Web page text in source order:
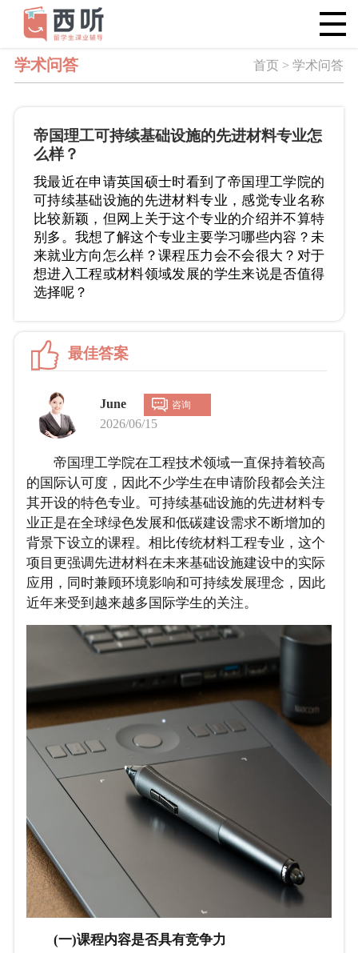
学术问答 首页 > 学术问答
帝国理工可持续基础设施的先进材料专业怎
么样？
我最近在申请英国硕士时看到了帝国理工学院的
可持续基础设施的先进材料专业，感觉专业名称
比较新颖，但网上关于这个专业的介绍并不算特
别多。我想了解这个专业主要学习哪些内容？未
来就业方向怎么样？课程压力会不会很大？对于
想进入工程或材料领域发展的学生来说是否值得
选择呢？
最佳答案
June 咨询
2026/06/15
帝国理工学院在工程技术领域一直保持着较高
的国际认可度，因此不少学生在申请阶段都会关注
其开设的特色专业。可持续基础设施的先进材料专
业正是在全球绿色发展和低碳建设需求不断增加的
背景下设立的课程。相比传统材料工程专业，这个
项目更强调先进材料在未来基础设施建设中的实际
应用，同时兼顾环境影响和可持续发展理念，因此
近年来受到越来越多国际学生的关注。
(一)课程内容是否具有竞争力